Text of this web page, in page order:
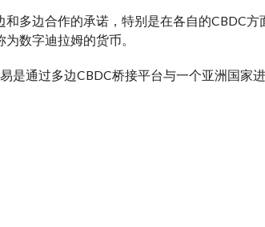
多边合作的承诺，特别是在各自的CBDC
数字迪拉姆的货币。
是通过多边CBDC桥接平台与一个亚洲国家